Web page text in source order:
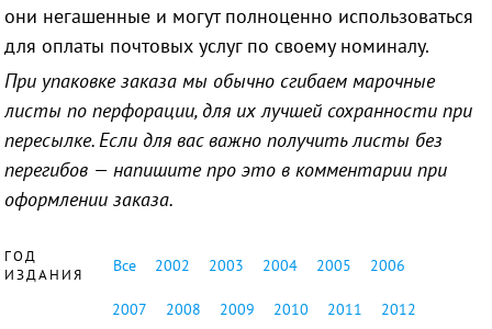
они негашенные и могут полноценно использоваться
для оплаты почтовых услуг по своему номиналу.
При упаковке заказа мы обычно сгибаем марочные
листы по перфорации, для их лучшей сохранности при
пересылке. Если для вас важно получить листы без
перегибов — напишите про это в комментарии при
оформлении заказа.
ГОД
ИЗДАНИЯ
Все 2002 2003 2004 2005 2006
2007 2008 2009 2010 2011 2012